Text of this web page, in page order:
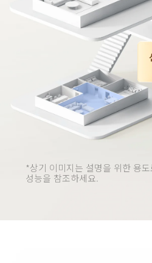
*상기 이미지는 설명을 위한 용
성능을 참조하세요.